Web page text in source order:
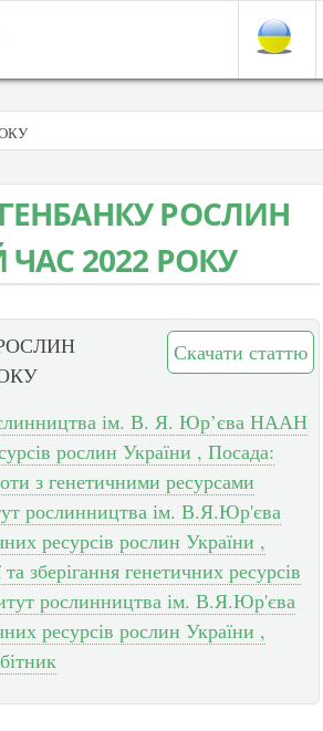
РОСЛИН
2022 РОКУ
Скачати статтю
ім. В. Я. Юр’єва НААН
рослин України , Посада:
з генетичними ресурсами
рослинництва ім. В.Я.Юр'єва
ресурсів рослин України ,
зберігання генетичних ресурсів
рослинництва ім. В.Я.Юр'єва
ресурсів рослин України ,